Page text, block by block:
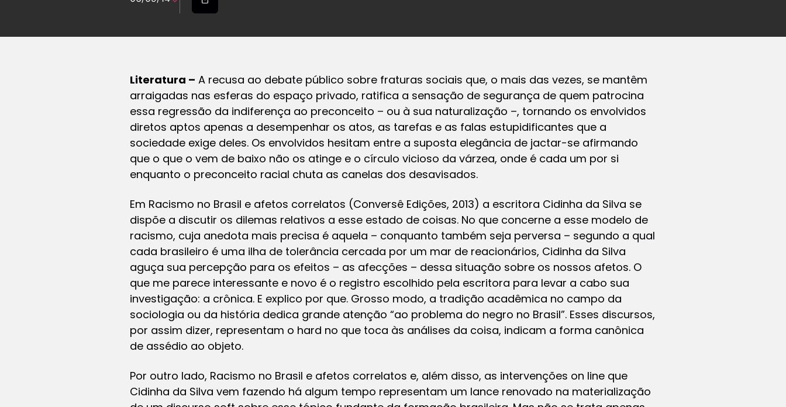
Literatura – A recusa ao debate público sobre fraturas sociais que, o mais das vezes, se mantêm
arraigadas nas esferas do espaço privado, ratifica a sensação de segurança de quem patrocina
essa regressão da indiferença ao preconceito – ou à sua naturalização –, tornando os envolvidos
diretos aptos apenas a desempenhar os atos, as tarefas e as falas estupidificantes que a
sociedade exige deles. Os envolvidos hesitam entre a suposta elegância de jactar-se afirmando
que o que o vem de baixo não os atinge e o círculo vicioso da várzea, onde é cada um por si
enquanto o preconceito racial chuta as canelas dos desavisados.
Em Racismo no Brasil e afetos correlatos (Conversê Edições, 2013) a escritora Cidinha da Silva se
dispõe a discutir os dilemas relativos a esse estado de coisas. No que concerne a esse modelo de
racismo, cuja anedota mais precisa é aquela – conquanto também seja perversa – segundo a qual
cada brasileiro é uma ilha de tolerância cercada por um mar de reacionários, Cidinha da Silva
aguça sua percepção para os efeitos – as afecções – dessa situação sobre os nossos afetos. O
que me parece interessante e novo é o registro escolhido pela escritora para levar a cabo sua
investigação: a crônica. E explico por que. Grosso modo, a tradição acadêmica no campo da
sociologia ou da história dedica grande atenção “ao problema do negro no Brasil”. Esses discursos,
por assim dizer, representam o hard no que toca às análises da coisa, indicam a forma canônica
de assédio ao objeto.
Por outro lado, Racismo no Brasil e afetos correlatos e, além disso, as intervenções on line que
Cidinha da Silva vem fazendo há algum tempo representam um lance renovado na materialização